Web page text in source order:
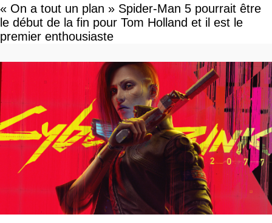
« On a tout un plan » Spider-Man 5 pourrait être
le début de la fin pour Tom Holland et il est le
premier enthousiaste